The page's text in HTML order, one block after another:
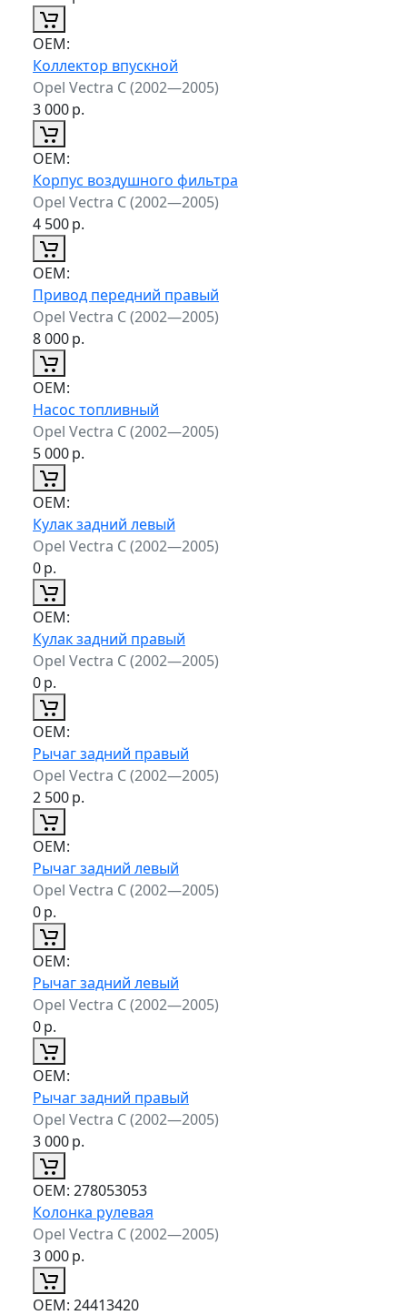
ОЕМ:
Коллектор впускной
Opel Vectra C (2002—2005)
3 000р.
ОЕМ:
Корпус воздушного фильтра
Opel Vectra C (2002—2005)
4 500р.
ОЕМ:
Привод передний правый
Opel Vectra C (2002—2005)
8 000р.
ОЕМ:
Насос топливный
Opel Vectra C (2002—2005)
5 000р.
ОЕМ:
Кулак задний левый
Opel Vectra C (2002—2005)
0р.
ОЕМ:
Кулак задний правый
Opel Vectra C (2002—2005)
0р.
ОЕМ:
Рычаг задний правый
Opel Vectra C (2002—2005)
2 500р.
ОЕМ:
Рычаг задний левый
Opel Vectra C (2002—2005)
0р.
ОЕМ:
Рычаг задний левый
Opel Vectra C (2002—2005)
0р.
ОЕМ:
Рычаг задний правый
Opel Vectra C (2002—2005)
3 000р.
ОЕМ: 278053053
Колонка рулевая
Opel Vectra C (2002—2005)
3 000р.
ОЕМ: 24413420